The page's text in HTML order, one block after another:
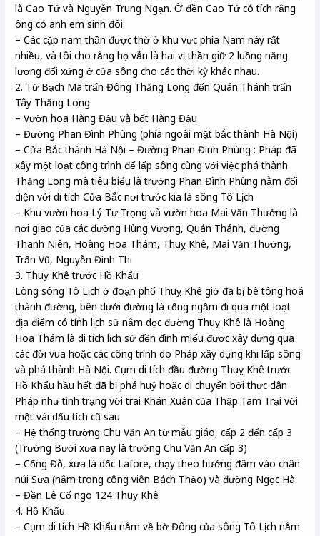
là Cao Tứ và Nguyễn Trung Ngạn. Ở đền Cao Tứ có tích rằng
ông có anh em sinh đôi.
– Các cặp nam thần được thờ ở khu vực phía Nam này rất
nhiều, và tôi cho rằng họ vẫn là hai vị thần giữ 2 luồng năng
lương đối xứng ở cửa sông cho các thời kỳ khác nhau.
2. Từ Bạch Mã trấn Đông Thăng Long đến Quán Thánh trấn
Tây Thăng Long
– Vườn hoa Hàng Đậu và bốt Hàng Đậu
– Đường Phan Đình Phùng (phía ngoài mặt bắc thành Hà Nội)
– Cửa Bắc thành Hà Nội – Đường Phan Đình Phùng : Pháp đã
xây một loạt công trình để lấp sông cùng với việc phá thành
Thăng Long mà tiêu biểu là trường Phan Đình Phùng nằm đối
diện với di tích Cửa Bắc nơi trước kia là sông Tô Lịch
– Khu vườn hoa Lý Tự Trọng và vườn hoa Mai Văn Thưởng là
nơi giao của các đường Hùng Vương, Quán Thánh, đường
Thanh Niên, Hoàng Hoa Thám, Thuỵ Khê, Mai Văn Thưởng,
Trấn Vũ, Nguyễn Đình Thi
3. Thuỵ Khê trước Hồ Khẩu
Lòng sông Tô Lịch ở đoạn phố Thuỵ Khê giờ đã bị bê tông hoá
thành đường, bên dưới đường là cống ngầm đi qua một loạt
địa điểm có tính lịch sử nằm dọc đường Thuỵ Khê là Hoàng
Hoa Thám là di tích lịch sử đền đình miếu được xây dựng qua
các đời vua hoặc các công trình do Pháp xây dựng khi lấp sông
và phá thành Hà Nội. Cụm di tích đầu đường Thuỵ Khê trước
Hồ Khẩu hầu hết đã bị phá huỷ hoặc di chuyển bởi thực dân
Pháp như tình trạng với trai Khán Xuân của Thập Tam Trại với
một vài dấu tích cũ sau
– Hệ thống trường Chu Văn An từ mẫu giáo, cấp 2 đến cấp 3
(Trường Bưởi xưa nay là trường Chu Văn An cấp 3)
– Cống Đỗ, xưa là dốc Lafore, chạy theo hướng đâm vào chân
núi Sưa (nằm trong công viên Bách Thảo) và đường Ngọc Hà
– Đền Lê Cố ngõ 124 Thuỵ Khê
4. Hồ Khẩu
– Cụm di tích Hồ Khẩu nằm về bờ Đông của sông Tô Lịch nằm